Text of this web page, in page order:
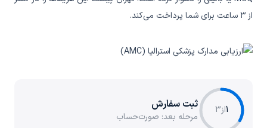
از ۳ ساعت برای شما پرداخت می‌کند.
1از3 ثبت سفارش
مرحله بعد: صورت‌حساب